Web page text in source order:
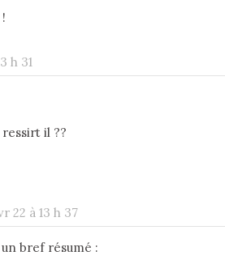
h 31
il ??
22 à 13 h 37
bref résumé :